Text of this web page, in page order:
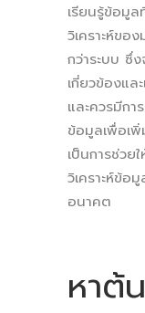
เรียนรู้ข้อมูล
วิเคราะห์ขอ
กว่าระบบ ซึ่
เกี่ยวข้องแล
และควรมีกา
ข้อมูลเพื่อเพิ่
เป็นการช่ว
วิเคราะห์ข้อ
อนาคต
หาต้